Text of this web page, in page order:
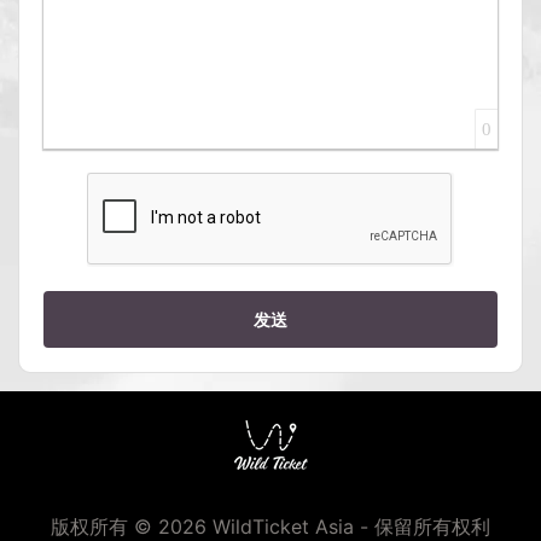
0
发送
版权所有 © 2026 WildTicket Asia - 保留所有权利